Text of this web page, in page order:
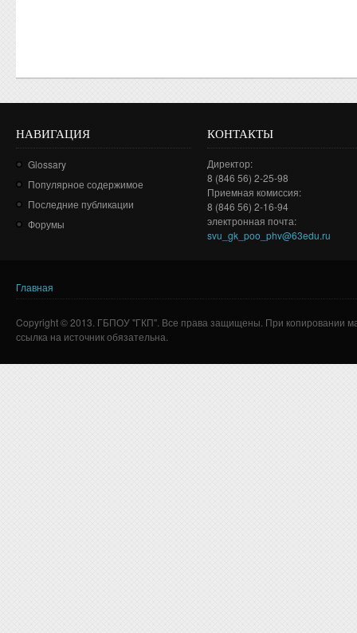
НАВИГАЦИЯ
Glossary
Популярное содержимое
Последние публикации
Форумы
КОНТАКТЫ
Директор:
8 (846 56) 2-25-98
Приемная комиссия:
8 (846 56) 2-16-94
электронная почта:
svu_gk_poo_phv@63edu.ru
Вы здесь
Главная
Copyright © 2013. ГБПОУ "ГКП". Все права защищены. При копировании
ссылка на источник обязательна.